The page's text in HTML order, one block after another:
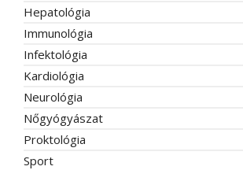
Hepatológia
Immunológia
Infektológia
Kardiológia
Neurológia
Nőgyógyászat
Proktológia
Sport